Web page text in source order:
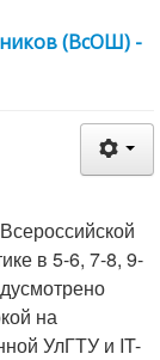
(ВсОШ) -
в 5-6, 7-8, 9-
на
УлГТУ и IT-